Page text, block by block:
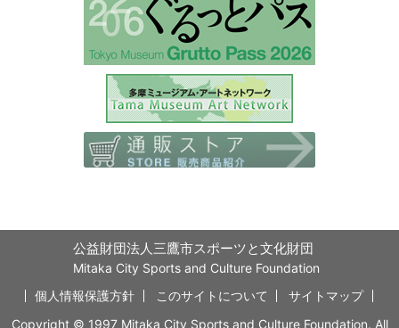
公益財団法人三鷹市スポーツと文化財団
Mitaka City Sports and Culture Foundation
個人情報保護方針
このサイトについて
サイトマップ
Copyright © 1997 Mitaka City Sports and Culture Foundation. All